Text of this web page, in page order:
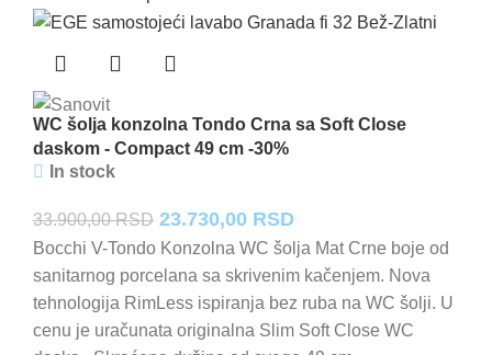
WC šolja konzolna Tondo Crna sa Soft Close
daskom - Compact 49 cm -30%
In stock
33.900,00RSD Originalna
cena
je
bila:
33.900,00 RSD.
23.730,00 RSDTrenutna
cena
je:
23.730,00 RSD.
Bocchi V-Tondo Konzolna WC šolja Mat Crne boje od
sanitarnog porcelana sa skrivenim kačenjem. Nova
tehnologija RimLess ispiranja bez ruba na WC šolji. U
cenu je uračunata originalna Slim Soft Close WC